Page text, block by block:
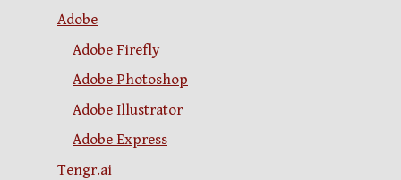
Adobe
Adobe Firefly
Adobe Photoshop
Adobe Illustrator
Adobe Express
Tengr.ai